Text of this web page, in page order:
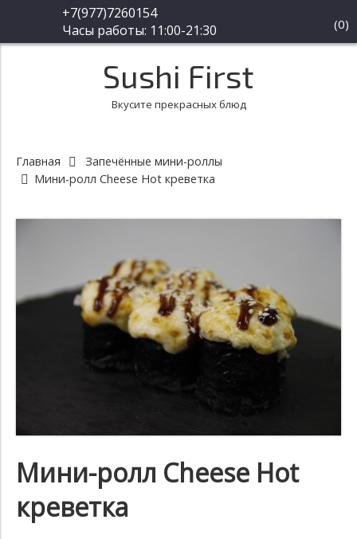
+7(977)7260154
Часы работы: 11:00-21:30
(0)
Sushi First
Вкусите прекрасных блюд
Главная
Запечённые мини-роллы
Мини-ролл Cheese Hot креветка
Мини-ролл Cheese Hot
креветка